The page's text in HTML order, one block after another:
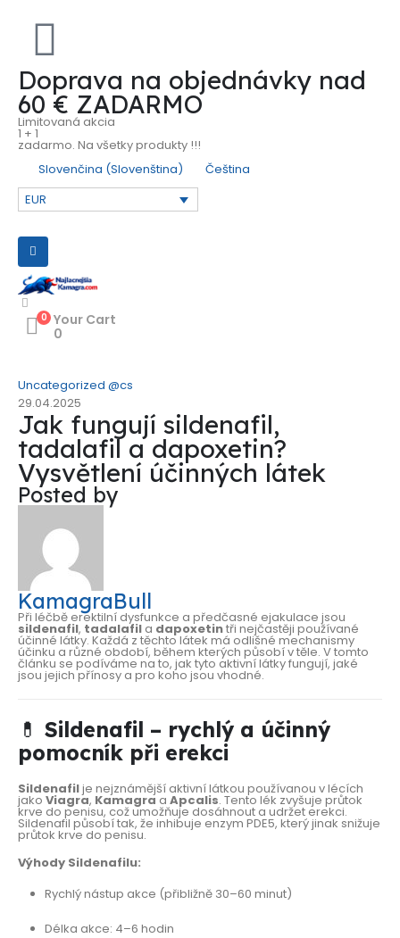
Doprava na objednávky nad
60 € ZADARMO
Limitovaná akcia
1 + 1
zadarmo. Na všetky produkty !!!
Slovenčina (Slovenština)
Čeština
EUR
0 Your Cart
0
Uncategorized @cs
29.04.2025
Jak fungují sildenafil,
tadalafil a dapoxetin?
Vysvětlení účinných látek
Posted by
KamagraBull
Při léčbě erektilní dysfunkce a předčasné ejakulace jsou
sildenafil, tadalafil a dapoxetintři nejčastěji používané
účinné látky. Každá z těchto látek má odlišné mechanismy
účinku a různé období, během kterých působí v těle. V tomto
článku se podíváme na to, jak tyto aktivní látky fungují, jaké
jsou jejich přínosy a pro koho jsou vhodné.
💊 Sildenafil – rychlý a účinný
pomocník při erekci
Sildenafilje nejznámější aktivní látkou používanou v lécích
jako Viagra, Kamagra a Apcalis. Tento lék zvyšuje průtok
krve do penisu, což umožňuje dosáhnout a udržet erekci.
Sildenafil působí tak, že inhibuje enzym PDE5, který jinak snižuje
průtok krve do penisu.
Výhody Sildenafilu:
Rychlý nástup akce (přibližně 30–60 minut)
Délka akce: 4–6 hodin